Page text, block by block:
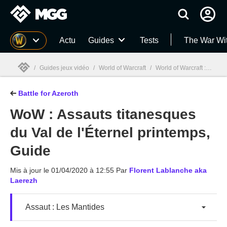
MGG Actu Guides Tests The War
MGG
/ Guides jeux vidéo / World of Warcraft / World of Warcraft : Battle for Azeroth
Battle for Azeroth
WoW : Assauts titanesques
du Val de l'Éternel printemps,
Guide
Mis à jour le 01/04/2020 à 12:55 Par Florent Lablanche aka
Laerezh
Assaut : Les Mantides